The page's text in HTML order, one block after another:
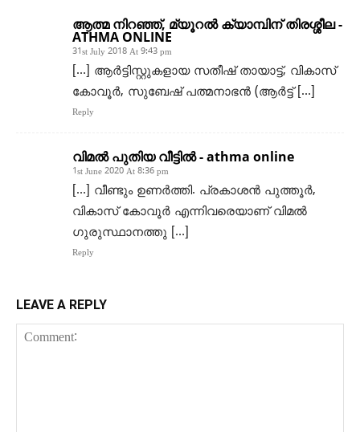
ആത്മ നിറഞ്ഞ്, മ്യൂറല്‍ ക്യാമ്പിന് തിരശ്ശീല -
ATHMA ONLINE
31st July 2018 At 9:43 pm
[…] ആര്‍ട്ടിസ്റ്റുകളായ സതീഷ് തായാട്ട്, വികാസ്
കോവൂര്‍, സുബേഷ് പത്മനാഭന്‍ (ആര്‍ട്ട് […]
Reply
വിമൽ പുതിയ വീട്ടിൽ - athma online
1st June 2020 At 8:36 pm
[…] വീണ്ടും ഉണർത്തി. പ്രകാശൻ പുത്തൂർ,
വികാസ് കോവൂർ എന്നിവരെയാണ് വിമൽ
ഗുരുസ്ഥാനത്തു […]
Reply
LEAVE A REPLY